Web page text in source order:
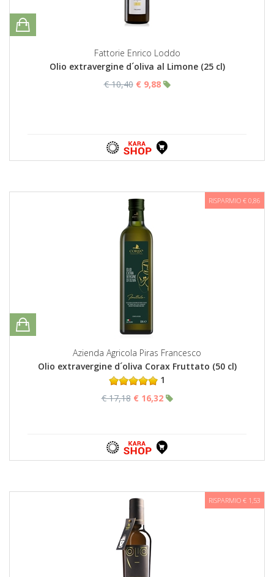
Fattorie Enrico Loddo
Olio extravergine d´oliva al Limone (25 cl)
€ 10,40 € 9,88
RISPARMIO € 0,86
Azienda Agricola Piras Francesco
Olio extravergine d´oliva Corax Fruttato (50 cl)
1
€ 17,18 € 16,32
RISPARMIO € 1,53